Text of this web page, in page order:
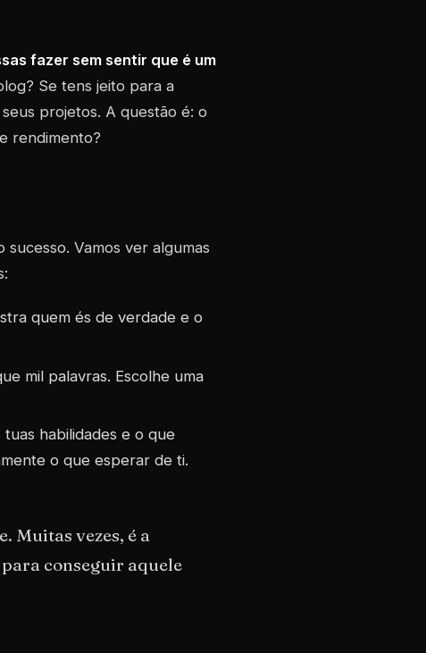
fazer sem sentir que é um
Se tens jeito para a
projetos. A questão é: o
rendimento?
Vamos ver algumas
quem és de verdade e o
mil palavras. Escolhe uma
habilidades e o que
o que esperar de ti.
Muitas vezes, é a
conseguir aquele